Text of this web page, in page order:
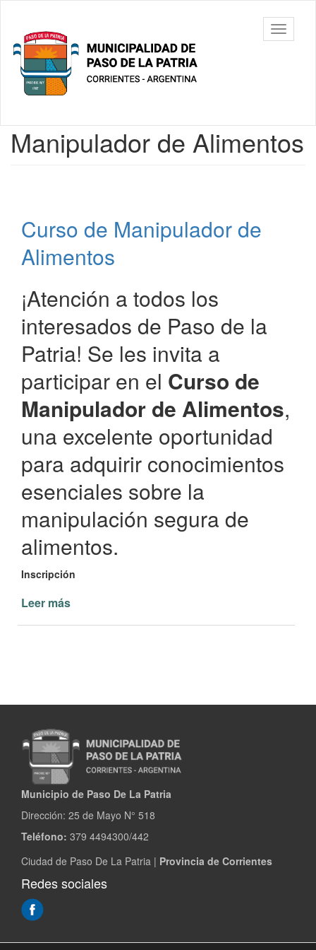
contenido
principal
Municipalidad
de Paso De
La Patria
barra
Contenido
Manipulador de Alimentos
Curso de Manipulador de
Alimentos
¡Atención a todos los
interesados de Paso de la
Patria! Se les invita a
participar en el Curso de
Manipulador de Alimentos,
una excelente oportunidad
para adquirir conocimientos
esenciales sobre la
manipulación segura de
alimentos.
Inscripción
Leer más
Municipio de Paso De La Patria
Dirección: 25 de Mayo N° 518
Teléfono: 379 4494300/442
Ciudad de Paso De La Patria | Provincia de Corrientes
Redes sociales